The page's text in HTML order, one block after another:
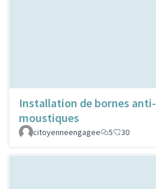
Installation de bornes anti-
moustiques
citoyenneengagee 5 30